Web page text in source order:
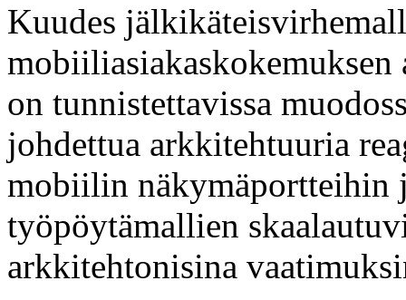
Kuudes
on tunnistettavissa
johdettua arkkitehtuuria
mobiilin näkymäportteihin
työpöytämallien
arkkitehtonisina